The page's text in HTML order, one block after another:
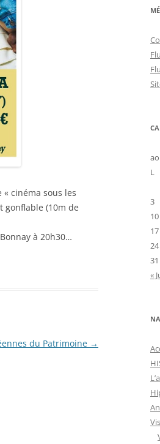
« cinéma sous les
gonflable (10m de
à 20h30…
du Patrimoine →
L
3
10
17
24
31
«